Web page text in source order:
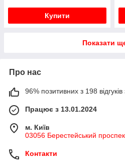
Купити
Показати
Про нас
96% позитивних з 198 відгуків
Працює з 13.01.2024
м. Київ
03056 Берестейський
Контакти